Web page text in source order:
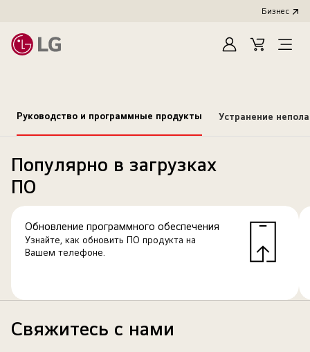
Бизнес
Cart
Open
Руководство и программные продукты Устранение
Популярно в загрузках
ПО
Обновление программного обеспечения
Узнайте, как обновить ПО продукта на
Вашем телефоне.
Свяжитесь с нами